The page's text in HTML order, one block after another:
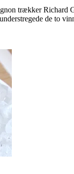
trækker Richard
de to